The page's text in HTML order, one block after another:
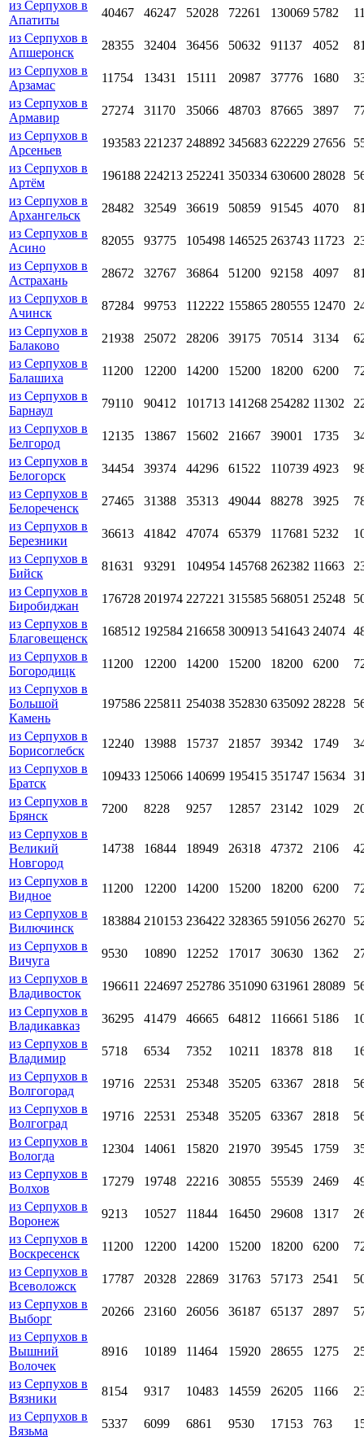
из Серпухов в
Апатиты
40467 46247 52028 72261 130069 5782
из Серпухов в
Апшеронск
28355 32404 36456 50632 91137 4052
из Серпухов в
Арзамас
11754 13431 15111 20987 37776 1680
из Серпухов в
Армавир
27274 31170 35066 48703 87665 3897
из Серпухов в
Арсеньев
193583 221237 248892 345683 622229 27656
из Серпухов в
Артём
196188 224213 252241 350334 630600 28028
из Серпухов в
Архангельск
28482 32549 36619 50859 91545 4070
из Серпухов в
Асино
82055 93775 105498 146525 263743 11723
из Серпухов в
Астрахань
28672 32767 36864 51200 92158 4097
из Серпухов в
Ачинск
87284 99753 112222 155865 280555 12470
из Серпухов в
Балаково
21938 25072 28206 39175 70514 3134
из Серпухов в
Балашиха
11200 12200 14200 15200 18200 6200
из Серпухов в
Барнаул
79110 90412 101713 141268 254282 11302
из Серпухов в
Белгород
12135 13867 15602 21667 39001 1735
из Серпухов в
Белогорск
34454 39374 44296 61522 110739 4923
из Серпухов в
Белореченск
27465 31388 35313 49044 88278 3925
из Серпухов в
Березники
36613 41842 47074 65379 117681 5232
из Серпухов в
Бийск
81631 93291 104954 145768 262382 11663
из Серпухов в
Биробиджан
176728 201974 227221 315585 568051 25248
из Серпухов в
Благовещенск
168512 192584 216658 300913 541643 24074
из Серпухов в
Богородицк
11200 12200 14200 15200 18200 6200
из Серпухов в
Большой
Камень
197586 225811 254038 352830 635092 28228
из Серпухов в
Борисоглебск
12240 13988 15737 21857 39342 1749
из Серпухов в
Братск
109433 125066 140699 195415 351747 15634
из Серпухов в
Брянск
7200 8228 9257 12857 23142 1029
из Серпухов в
Великий
Новгород
14738 16844 18949 26318 47372 2106
из Серпухов в
Видное
11200 12200 14200 15200 18200 6200
из Серпухов в
Вилючинск
183884 210153 236422 328365 591056 26270
из Серпухов в
Вичуга
9530 10890 12252 17017 30630 1362
из Серпухов в
Владивосток
196611 224697 252786 351090 631961 28089
из Серпухов в
Владикавказ
36295 41479 46665 64812 116661 5186
из Серпухов в
Владимир
5718 6534 7352 10211 18378 818
из Серпухов в
Волгогорад
19716 22531 25348 35205 63367 2818
из Серпухов в
Волгоград
19716 22531 25348 35205 63367 2818
из Серпухов в
Вологда
12304 14061 15820 21970 39545 1759
из Серпухов в
Волхов
17279 19748 22216 30855 55539 2469
из Серпухов в
Воронеж
9213 10527 11844 16450 29608 1317
из Серпухов в
Воскресенск
11200 12200 14200 15200 18200 6200
из Серпухов в
Всеволожск
17787 20328 22869 31763 57173 2541
из Серпухов в
Выборг
20266 23160 26056 36187 65137 2897
из Серпухов в
Вышний
Волочек
8916 10189 11464 15920 28655 1275
из Серпухов в
Вязники
8154 9317 10483 14559 26205 1166
из Серпухов в
Вязьма
5337 6099 6861 9530 17153 763